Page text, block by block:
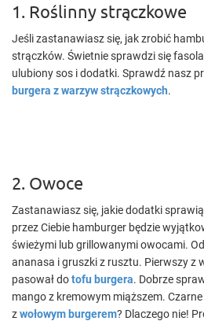
1. Roślinny strączkowe
Jeśli zastanawiasz się, jak zrobić
strączków. Świetnie sprawdzi się
ulubiony sos i dodatki. Sprawdź nasz
burgera z warzyw strączkowych.
2. Owoce
Zastanawiasz się, jakie dodatki
przez Ciebie hamburger będzie
świeżymi lub grillowanymi owocami.
ananasa i gruszki z rusztu. Pierwszy z
pasował dotofu burgera. Dobrze
mango z kremowym miąższem.
zwołowym burgerem? Dlaczego nie!